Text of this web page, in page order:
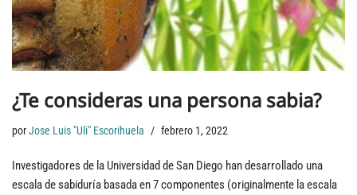
¿Te consideras una persona sabia?
porJose Luis "Uli" Escorihuela febrero 1, 2022
Investigadores de la Universidad de San Diego han desarrollado una
escala de sabiduría basada en 7 componentes (originalmente la escala